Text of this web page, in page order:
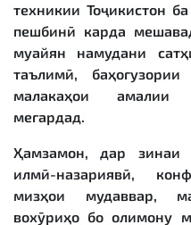
техникии Тоҷикистон
пешбинӣ карда
муайян намудани
таълимӣ,
малакаҳои амалии
мегардад.
Ҳамзамон, дар зинаи
илмӣ-назариявӣ,
мизҳои мудаввар,
вохӯриҳо бо олимону